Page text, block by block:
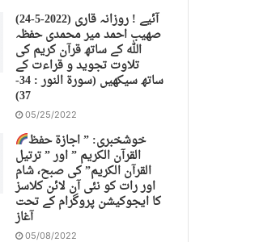
(24-5-2022) آئیے ! روزانہ قاری
صهیب احمد میر محمدی حفظہ
اللہ کے ساتھ قرآن کریم کی
تلاوت تجوید و قراءت کے
ساتھ سیکھیں (سورة النور : 34-
37)
05/25/2022
خوشخبری: ” اجازة حفظ
القرآن الكريم ” اور ” ترتیل
القرآن الكريم” کی صبح، شام
اور رات کو نئی آن لائن کلاسز
کا ایجوکیشن پروگرام کے تحت
آغاز
05/08/2022